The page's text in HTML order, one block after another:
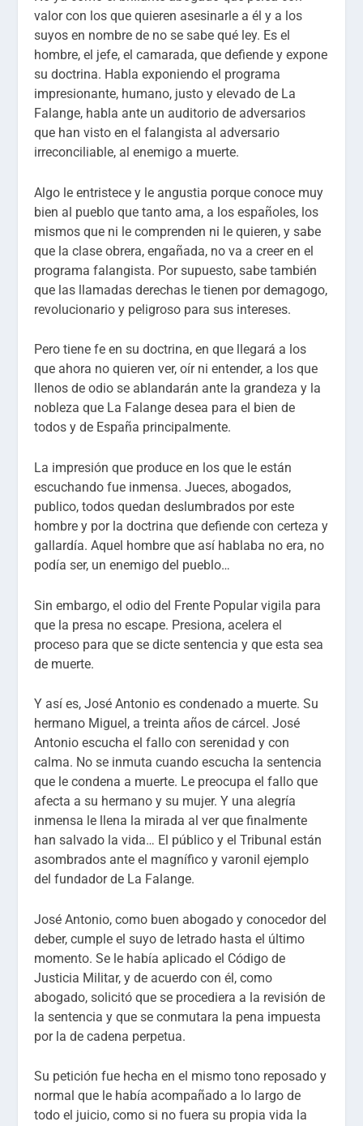
valor con los que quieren asesinarle a él y a los
suyos en nombre de no se sabe qué ley. Es el
hombre, el jefe, el camarada, que defiende y expone
su doctrina. Habla exponiendo el programa
impresionante, humano, justo y elevado de La
Falange, habla ante un auditorio de adversarios
que han visto en el falangista al adversario
irreconciliable, al enemigo a muerte.
Algo le entristece y le angustia porque conoce muy
bien al pueblo que tanto ama, a los españoles, los
mismos que ni le comprenden ni le quieren, y sabe
que la clase obrera, engañada, no va a creer en el
programa falangista. Por supuesto, sabe también
que las llamadas derechas le tienen por demagogo,
revolucionario y peligroso para sus intereses.
Pero tiene fe en su doctrina, en que llegará a los
que ahora no quieren ver, oír ni entender, a los que
llenos de odio se ablandarán ante la grandeza y la
nobleza que La Falange desea para el bien de
todos y de España principalmente.
La impresión que produce en los que le están
escuchando fue inmensa. Jueces, abogados,
publico, todos quedan deslumbrados por este
hombre y por la doctrina que defiende con certeza y
gallardía. Aquel hombre que así hablaba no era, no
podía ser, un enemigo del pueblo…
Sin embargo, el odio del Frente Popular vigila para
que la presa no escape. Presiona, acelera el
proceso para que se dicte sentencia y que esta sea
de muerte.
Y así es, José Antonio es condenado a muerte. Su
hermano Miguel, a treinta años de cárcel. José
Antonio escucha el fallo con serenidad y con
calma. No se inmuta cuando escucha la sentencia
que le condena a muerte. Le preocupa el fallo que
afecta a su hermano y su mujer. Y una alegría
inmensa le llena la mirada al ver que finalmente
han salvado la vida… El público y el Tribunal están
asombrados ante el magnífico y varonil ejemplo
del fundador de La Falange.
José Antonio, como buen abogado y conocedor del
deber, cumple el suyo de letrado hasta el último
momento. Se le había aplicado el Código de
Justicia Militar, y de acuerdo con él, como
abogado, solicitó que se procediera a la revisión de
la sentencia y que se conmutara la pena impuesta
por la de cadena perpetua.
Su petición fue hecha en el mismo tono reposado y
normal que le había acompañado a lo largo de
todo el juicio, como si no fuera su propia vida la